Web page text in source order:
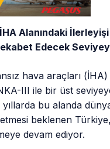
Alanındaki
Edecek
hava araçları
III ile bir üst
bu alanda
beklenen
devam ediyor.